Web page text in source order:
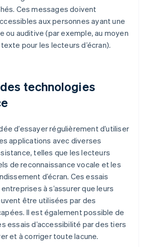
Ces messages doivent
aux personnes ayant une
ou auditive (par exemple, au moyen
pour les lecteurs d’écran).
technologies
d’essayer régulièrement d’utiliser
applications avec diverses
telles que les lecteurs
de reconnaissance vocale et les
d’écran. Ces essais
à s’assurer que leurs
être utilisées par des
Il est également possible de
essais d’accessibilité par des tiers
et à corriger toute lacune.